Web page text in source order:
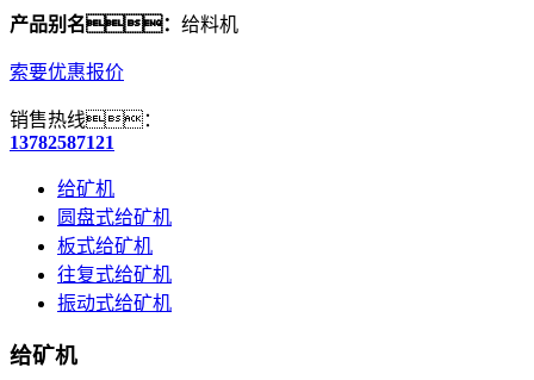
产品别名： 给料机
索要优惠报价
销售热线：
13782587121
给矿机
圆盘式给矿机
板式给矿机
往复式给矿机
振动式给矿机
给矿机